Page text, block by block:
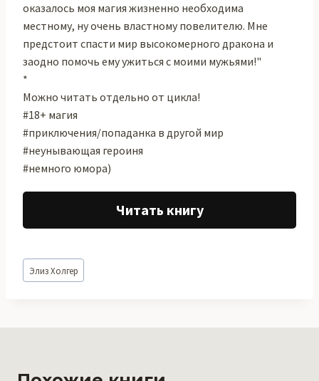
оказалось моя магия жизненно необходима
местному, ну очень властному повелителю. Мне
предстоит спасти мир высокомерного дракона и
заодно помочь ему ужиться с моими мужьями!"
*
Можно читать отдельно от цикла!
#18+ магия
#приключения/попаданка в другой мир
#неунывающая героиня
#немного юмора)
Читать книгу
Метки
записи:
Элиз Холгер